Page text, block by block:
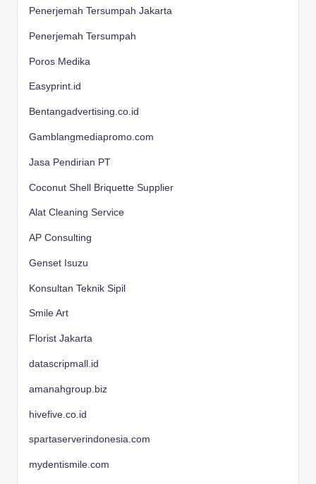
Penerjemah Tersumpah Jakarta
Penerjemah Tersumpah
Poros Medika
Easyprint.id
Bentangadvertising.co.id
Gamblangmediapromo.com
Jasa Pendirian PT
Coconut Shell Briquette Supplier
Alat Cleaning Service
AP Consulting
Genset Isuzu
Konsultan Teknik Sipil
Smile Art
Florist Jakarta
datascripmall.id
amanahgroup.biz
hivefive.co.id
spartaserverindonesia.com
mydentismile.com